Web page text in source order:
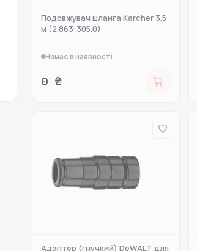
Подовжувач шланга Karcher 3.5
м (2.863-305.0)
Немає в наявності
0 ₴
Адаптер (гнучкий) DeWALT для